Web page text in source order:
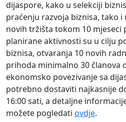
dijaspore, kako u selekciji
praćenju razvoja biznisa, tako
novih tržišta tokom 10 mjeseci
planirane aktivnosti su u cilju
biznisa, otvaranja 10 novih
prihoda minimalno 30 članova
ekonomsko povezivanje sa
potrebno dostaviti najkasnije
16:00 sati, a detaljne
možete pogledati ovdje.